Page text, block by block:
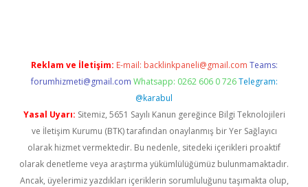
Reklam ve İletişim: E-mail: backlinkpaneli@gmail.com Teams:
forumhizmeti@gmail.com Whatsapp: 0262 606 0 726 Telegram:
@karabul
Yasal Uyarı: Sitemiz, 5651 Sayılı Kanun gereğince Bilgi Teknolojileri
ve İletişim Kurumu (BTK) tarafından onaylanmış bir Yer Sağlayıcı
olarak hizmet vermektedir. Bu nedenle, sitedeki içerikleri proaktif
olarak denetleme veya araştırma yükümlülüğümüz bulunmamaktadır.
Ancak, üyelerimiz yazdıkları içeriklerin sorumluluğunu taşımakta olup,